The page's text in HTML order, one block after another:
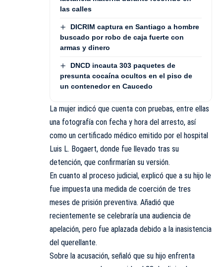
las calles
DICRIM captura en Santiago a hombre
buscado por robo de caja fuerte con
armas y dinero
DNCD incauta 303 paquetes de
presunta cocaína ocultos en el piso de
un contenedor en Caucedo
La mujer indicó que cuenta con pruebas, entre ellas
una fotografía con fecha y hora del arresto, así
como un certificado médico emitido por el hospital
Luis L. Bogaert, donde fue llevado tras su
detención, que confirmarían su versión.
En cuanto al proceso judicial, explicó que a su hijo le
fue impuesta una medida de coerción de tres
meses de prisión preventiva. Añadió que
recientemente se celebraría una audiencia de
apelación, pero fue aplazada debido a la inasistencia
del querellante.
Sobre la acusación, señaló que su hijo enfrenta